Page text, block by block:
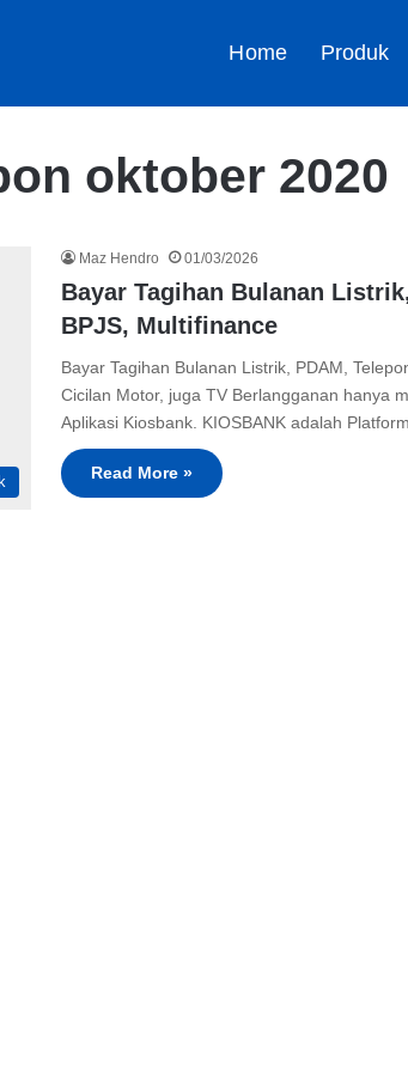
Home Produk
oktober 2020
Maz Hendro 01/03/2026
Bayar Tagihan Bulanan
BPJS, Multifinance
Bayar Tagihan Bulanan Listrik, PDAM,
Cicilan Motor, juga TV Berlangganan hanya
Aplikasi Kiosbank. KIOSBANK adalah
Read More »